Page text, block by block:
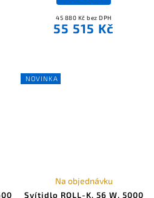
45 880 Kč bez DPH
55 515 Kč
NOVINKA
Svítidlo ROLL-K, 56 W, 5000
Na objednávku